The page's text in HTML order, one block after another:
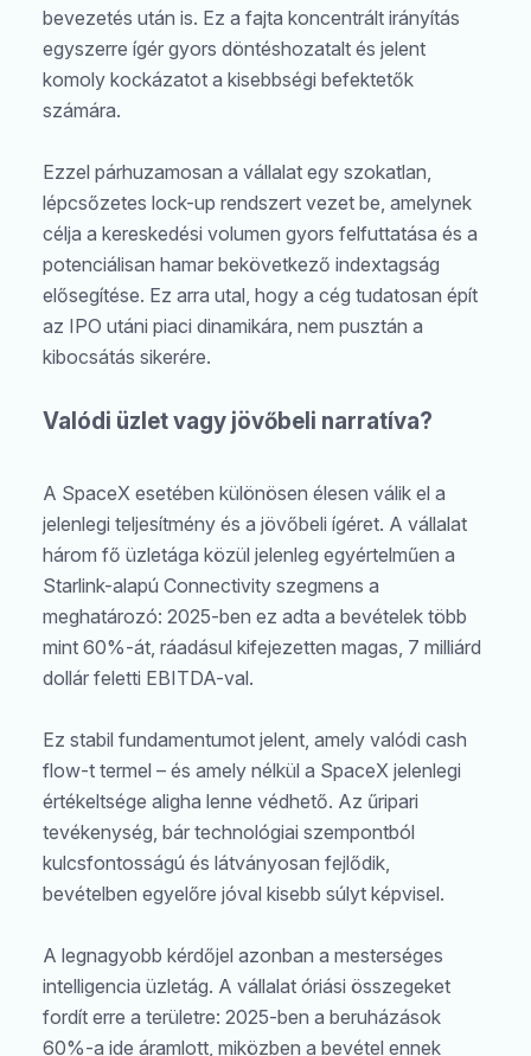
bevezetés után is. Ez a fajta koncentrált irányítás
egyszerre ígér gyors döntéshozatalt és jelent
komoly kockázatot a kisebbségi befektetők
számára.
Ezzel párhuzamosan a vállalat egy szokatlan,
lépcsőzetes lock-up rendszert vezet be, amelynek
célja a kereskedési volumen gyors felfuttatása és a
potenciálisan hamar bekövetkező indextagság
elősegítése. Ez arra utal, hogy a cég tudatosan épít
az IPO utáni piaci dinamikára, nem pusztán a
kibocsátás sikerére.
Valódi üzlet vagy jövőbeli narratíva?
A SpaceX esetében különösen élesen válik el a
jelenlegi teljesítmény és a jövőbeli ígéret. A vállalat
három fő üzletága közül jelenleg egyértelműen a
Starlink-alapú Connectivity szegmens a
meghatározó: 2025-ben ez adta a bevételek több
mint 60%-át, ráadásul kifejezetten magas, 7 milliárd
dollár feletti EBITDA-val.
Ez stabil fundamentumot jelent, amely valódi cash
flow-t termel – és amely nélkül a SpaceX jelenlegi
értékeltsége aligha lenne védhető. Az űripari
tevékenység, bár technológiai szempontból
kulcsfontosságú és látványosan fejlődik,
bevételben egyelőre jóval kisebb súlyt képvisel.
A legnagyobb kérdőjel azonban a mesterséges
intelligencia üzletág. A vállalat óriási összegeket
fordít erre a területre: 2025-ben a beruházások
60%-a ide áramlott, miközben a bevétel ennek